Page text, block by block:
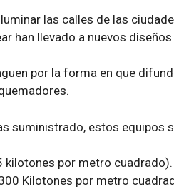
las calles de las
han llevado a nuevos
por la forma en que
suministrado, estos equipos
kilotones por metro cuadrado).
Kilotones por metro